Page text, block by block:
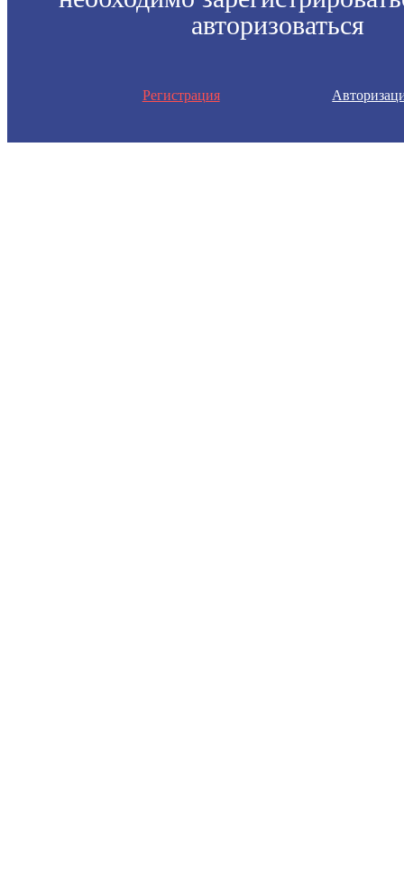
авторизоваться
Регистрация